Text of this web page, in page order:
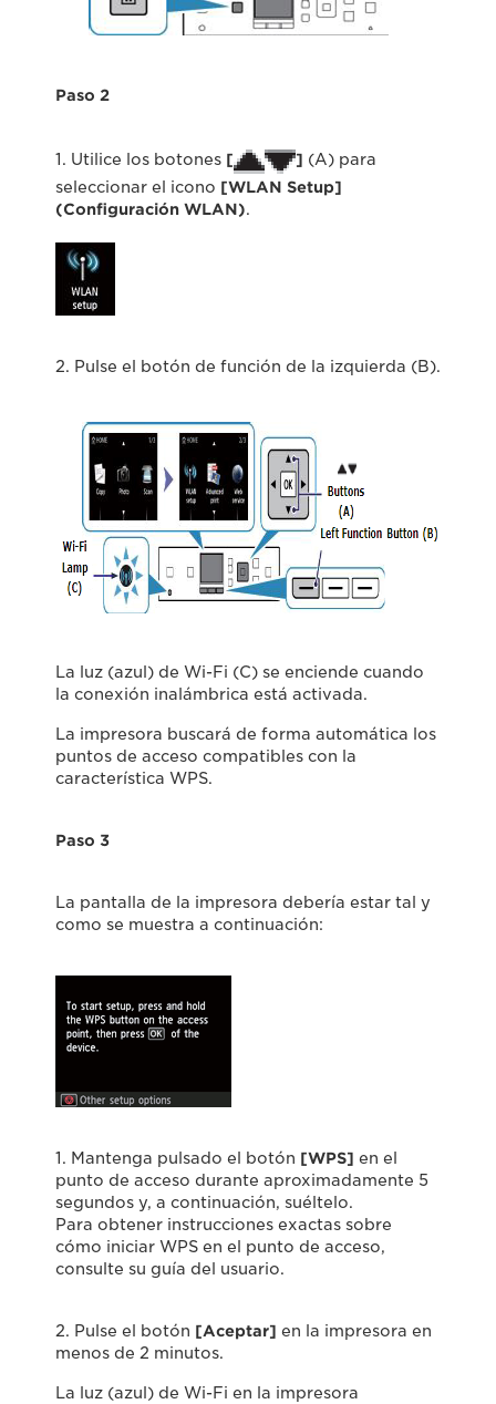
Paso 2
1. Utilice los botones [ ] (A) para
seleccionar el icono [WLAN Setup]
(Configuración WLAN).
2. Pulse el botón de función de la izquierda (B).
La luz (azul) de Wi-Fi (C) se enciende cuando
la conexión inalámbrica está activada.
La impresora buscará de forma automática los
puntos de acceso compatibles con la
característica WPS.
Paso 3
La pantalla de la impresora debería estar tal y
como se muestra a continuación:
1. Mantenga pulsado el botón [WPS] en el
punto de acceso durante aproximadamente 5
segundos y, a continuación, suéltelo.
Para obtener instrucciones exactas sobre
cómo iniciar WPS en el punto de acceso,
consulte su guía del usuario.
2. Pulse el botón [Aceptar] en la impresora en
menos de 2 minutos.
La luz (azul) de Wi-Fi en la impresora